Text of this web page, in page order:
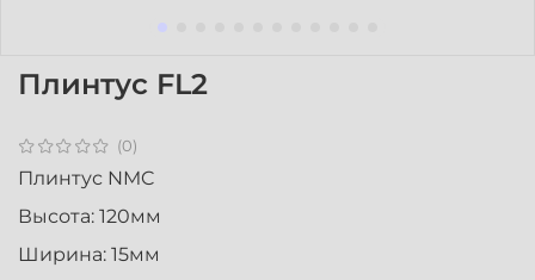
(0)
Плинтус FL2
Плинтус NMC
Высота: 120мм
Ширина: 15мм